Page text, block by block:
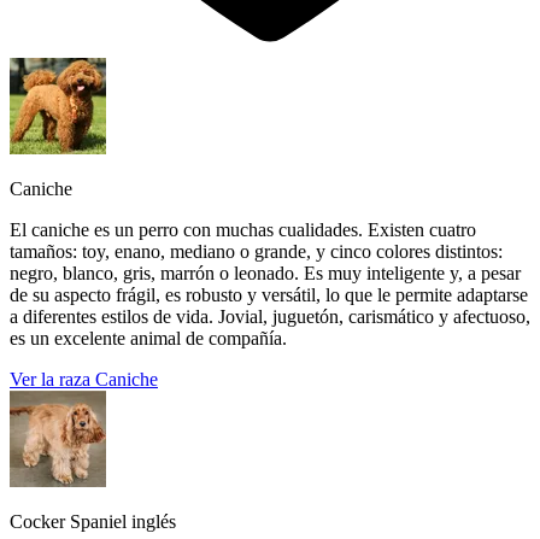
Caniche
El caniche es un perro con muchas cualidades. Existen cuatro
tamaños: toy, enano, mediano o grande, y cinco colores distintos:
negro, blanco, gris, marrón o leonado. Es muy inteligente y, a pesar
de su aspecto frágil, es robusto y versátil, lo que le permite adaptarse
a diferentes estilos de vida. Jovial, juguetón, carismático y afectuoso,
es un excelente animal de compañía.
Ver la raza Caniche
Cocker Spaniel inglés